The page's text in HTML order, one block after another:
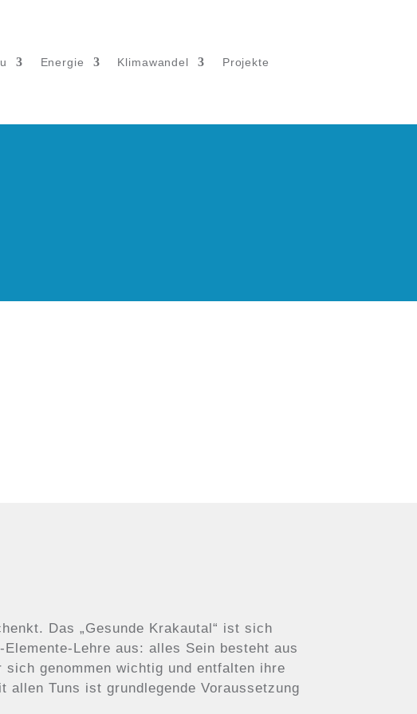
Energie Klimawandel Projekte
Das „Gesunde Krakautal“ ist sich
Lehre aus: alles Sein besteht aus
genommen wichtig und entfalten ihre
allen Tuns ist grundlegende Voraussetzung